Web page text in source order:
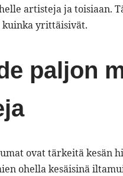
artisteja ja toisiaan.
kuinka yrittäisivät.
paljon
ovat tärkeitä kesän
ohella kesäisinä